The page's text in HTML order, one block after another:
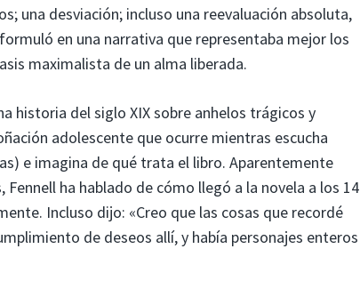
una desviación; incluso una reevaluación absoluta,
en una narrativa que representaba mejor los
maximalista de un alma liberada.
historia del siglo XIX sobre anhelos trágicos y
adolescente que ocurre mientras escucha
e imagina de qué trata el libro. Aparentemente
ha hablado de cómo llegó a la novela a los 14
Incluso dijo: «Creo que las cosas que recordé
de deseos allí, y había personajes enteros